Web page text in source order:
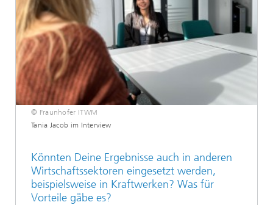
© Fraunhofer ITWM
Tania Jacob im Interview
Könnten Deine Ergebnisse auch in anderen
Wirtschaftssektoren eingesetzt werden,
beispielsweise in Kraftwerken? Was für
Vorteile gäbe es?